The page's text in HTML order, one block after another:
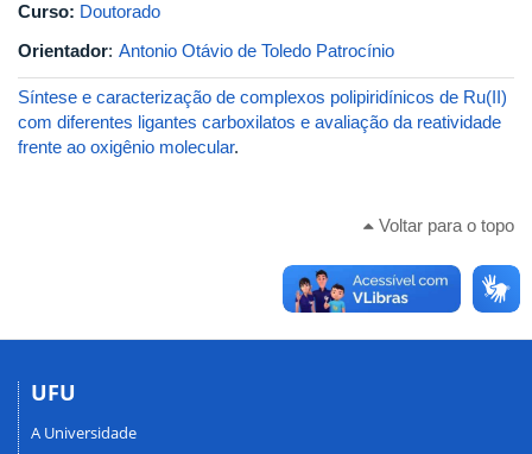
Curso: Doutorado
Orientador: Antonio Otávio de Toledo Patrocínio
Síntese e caracterização de complexos polipiridínicos de Ru(II)
com diferentes ligantes carboxilatos e avaliação da reatividade
frente ao oxigênio molecular.
Voltar para o topo
UFU
A Universidade